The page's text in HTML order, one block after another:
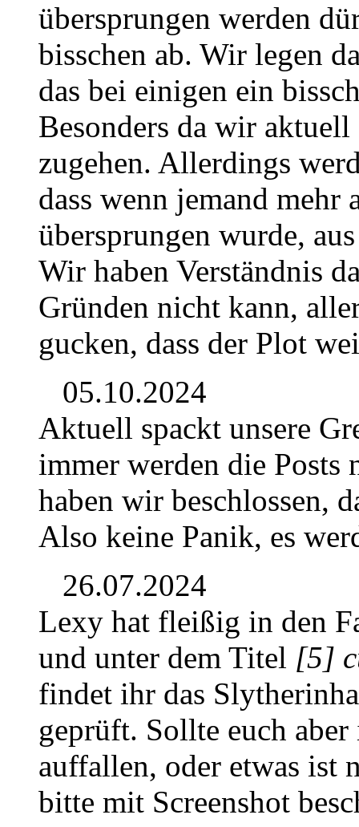
übersprungen werden
bisschen ab. Wir legen
das bei einigen ein
Besonders da wir
zugehen. Allerdings
dass wenn jemand
übersprungen wurde,
Wir haben Verständnis
Gründen nicht kann,
gucken, dass der Plot
05.10.2024
Aktuell spackt unsere
immer werden die
haben wir beschlossen,
Also keine Panik, es
26.07.2024
Lexy hat fleißig in den
und unter dem Titel [5]
findet ihr das
geprüft. Sollte euch
auffallen, oder etwas ist
bitte mit Screenshot